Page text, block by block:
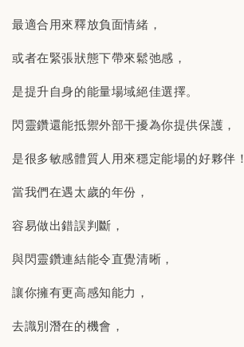
最適合用來釋放負面情緒，
或者在緊張狀態下帶來鬆弛感，
是提升自身的能量場域絕佳選擇。
閃靈鑽還能抵禦外部干擾為你提供保護，
是很多敏感體質人用來穩定能場的好夥伴！
當我們在遇太歲的年份，
容易做出錯誤判斷，
與閃靈鑽連結能令直覺清晰，
讓你擁有更高感知能力，
去識別潛在的機會，